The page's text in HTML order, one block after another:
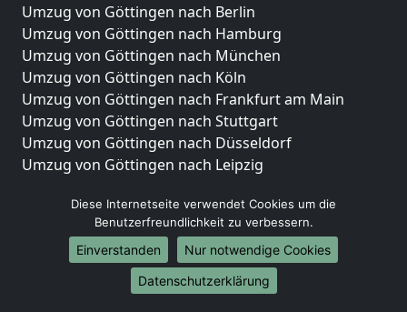
Umzug von Göttingen nach Berlin
Umzug von Göttingen nach Hamburg
Umzug von Göttingen nach München
Umzug von Göttingen nach Köln
Umzug von Göttingen nach Frankfurt am Main
Umzug von Göttingen nach Stuttgart
Umzug von Göttingen nach Düsseldorf
Umzug von Göttingen nach Leipzig
Umzug von Göttingen nach Essen
Umzug von Göttingen nach Bremen
Umzug von Göttingen nach Dresden
Umzug von Göttingen nach Hannover
Umzug von Göttingen nach Nürnberg
Diese Internetseite verwendet Cookies um die
Benutzerfreundlichkeit zu verbessern.
Einverstanden
Nur notwendige Cookies
Datenschutzerklärung